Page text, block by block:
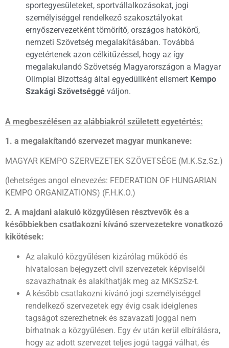
sportegyesületeket, sportvállalkozásokat, jogi
személyiséggel rendelkező szakosztályokat
ernyőszervezetként tömörítő, országos hatókörű,
nemzeti Szövetség megalakításában. Továbbá
egyetértenek azon célkitűzéssel, hogy az így
megalakulandó Szövetség Magyarországon a Magyar
Olimpiai Bizottság által egyedüliként elismert Kempo
Szakági Szövetséggé váljon.
A megbeszélésen az alábbiakról született egyetértés:
1. a megalakítandó szervezet magyar munkaneve:
MAGYAR KEMPO SZERVEZETEK SZÖVETSÉGE (M.K.Sz.Sz.)
(lehetséges angol elnevezés: FEDERATION OF HUNGARIAN
KEMPO ORGANIZATIONS) (F.H.K.O.)
2. A majdani alakuló közgyűlésen résztvevők és a
későbbiekben csatlakozni kívánó szervezetekre vonatkozó
kikötések:
Az alakuló közgyűlésen kizárólag működő és
hivatalosan bejegyzett civil szervezetek képviselői
szavazhatnak és alakíthatják meg az MKSzSz-t.
A később csatlakozni kívánó jogi személyiséggel
rendelkező szervezetek egy évig csak ideiglenes
tagságot szerezhetnek és szavazati joggal nem
bírhatnak a közgyűlésen. Egy év után kerül elbírálásra,
hogy az adott szervezet teljes jogú taggá válhat, és